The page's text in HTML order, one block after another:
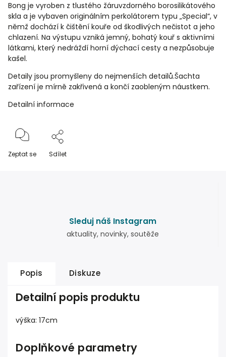
Bong je vyroben z tlustého žáruvzdorného borosilikátového
skla a je vybaven originálním perkolátorem typu „Special“, v
němž dochází k čištění kouře od škodlivých nečistot a jeho
chlazení. Na výstupu vzniká jemný, bohatý kouř s aktivními
látkami, který nedráždí horní dýchací cesty a nezpůsobuje
kašel.
Detaily jsou promyšleny do nejmenších detailů.Šachta
zařízení je mírně zakřivená a končí zaobleným náustkem.
Detailní informace
Zeptat se Sdílet
Sleduj náš Instagram
aktuality, novinky, soutěže
Popis Diskuze
Detailní popis produktu
výška: 17cm
Doplňkové parametry